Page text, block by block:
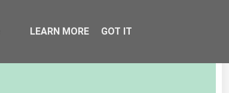
LEARN MORE GOT IT